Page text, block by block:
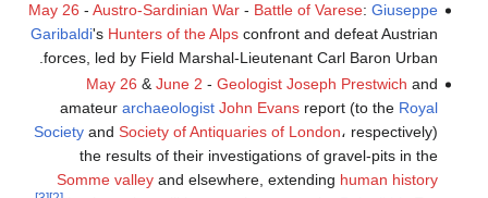
May 26 - Austro-Sardinian War- Battle of Varese: Giuseppe
Garibaldi's Hunters of the Alpsconfront and defeat Austrian
forces, led by Field Marshal-Lieutenant Carl Baron Urban.
May 26 & June 2 - Geologist Joseph Prestwich and
amateur archaeologist John Evansreport (to the Royal
Societyand Society of Antiquaries of London، respectively)
the results of their investigations of gravel-pits in the
Somme valleyand elsewhere, extending human history